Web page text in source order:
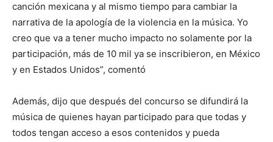
canción mexicana y al mismo tiempo para cambiar la
narrativa de la apología de la violencia en la música. Yo
creo que va a tener mucho impacto no solamente por la
participación, más de 10 mil ya se inscribieron, en México
y en Estados Unidos”, comentó
Además, dijo que después del concurso se difundirá la
música de quienes hayan participado para que todas y
todos tengan acceso a esos contenidos y pueda